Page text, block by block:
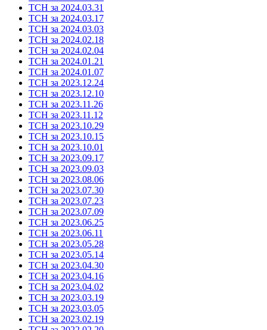
ТСН за 2024.03.31
ТСН за 2024.03.17
ТСН за 2024.03.03
ТСН за 2024.02.18
ТСН за 2024.02.04
ТСН за 2024.01.21
ТСН за 2024.01.07
ТСН за 2023.12.24
ТСН за 2023.12.10
ТСН за 2023.11.26
ТСН за 2023.11.12
ТСН за 2023.10.29
ТСН за 2023.10.15
ТСН за 2023.10.01
ТСН за 2023.09.17
ТСН за 2023.09.03
ТСН за 2023.08.06
ТСН за 2023.07.30
ТСН за 2023.07.23
ТСН за 2023.07.09
ТСН за 2023.06.25
ТСН за 2023.06.11
ТСН за 2023.05.28
ТСН за 2023.05.14
ТСН за 2023.04.30
ТСН за 2023.04.16
ТСН за 2023.04.02
ТСН за 2023.03.19
ТСН за 2023.03.05
ТСН за 2023.02.19